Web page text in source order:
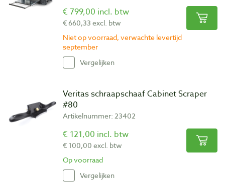
€ 799,00 incl. btw
€ 660,33 excl. btw
Niet op voorraad, verwachte levertijd
september
Vergelijken
Veritas schraapschaaf Cabinet Scraper
#80
Artikelnummer: 23402
€ 121,00 incl. btw
€ 100,00 excl. btw
Op voorraad
Vergelijken